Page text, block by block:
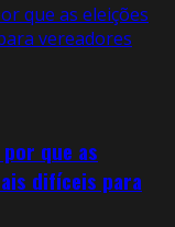
que as eleições
vereadores
por que as
difíceis para